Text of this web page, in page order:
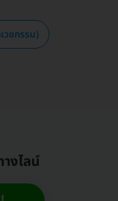
ชกรรม)
งไลน์